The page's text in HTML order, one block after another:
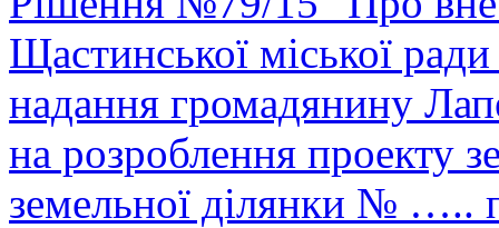
Щастинської міської
надання громадянину
на розроблення проекту
земельної ділянки № …..